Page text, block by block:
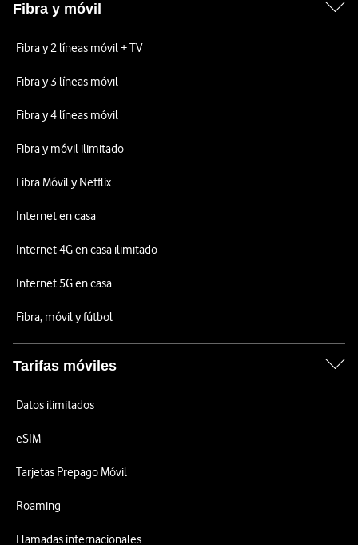
Fibra y móvil
Fibra y 2 líneas móvil + TV
Fibra y 3 líneas móvil
Fibra y 4 líneas móvil
Fibra y móvil ilimitado
Fibra Móvil y Netflix
Internet en casa
Internet 4G en casa ilimitado
Internet 5G en casa
Fibra, móvil y fútbol
Tarifas móviles
Datos ilimitados
eSIM
Tarjetas Prepago Móvil
Roaming
Llamadas internacionales